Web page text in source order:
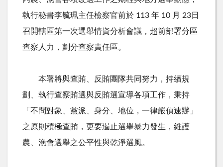
執行秘書李毓珮主任檢察官前於 113 年 10 月 23日
召開轄區第一次選舉情資分析會議，超前部署分區
查察人力，劃分查察責任區。
本署將與查賄、反賄團隊共同努力，持續規
劃、執行查察賄選與反賄選宣導各項工作，秉持
「不問對象、黨派、身分、地位，一律嚴偵速辦」
之原則積極查賄，更要遏止選舉暴力發生，維護
農、漁會選舉之公平性與乾淨選風。